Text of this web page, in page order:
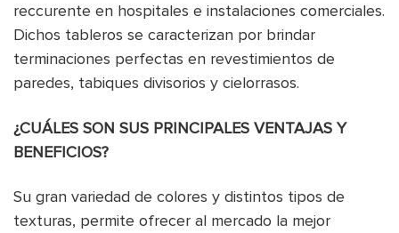
reccurente en hospitales e instalaciones comerciales.
Dichos tableros se caracterizan por brindar
terminaciones perfectas en revestimientos de
paredes, tabiques divisorios y cielorrasos.
¿CUÁLES SON SUS PRINCIPALES VENTAJAS Y
BENEFICIOS?
Su gran variedad de colores y distintos tipos de
texturas, permite ofrecer al mercado la mejor